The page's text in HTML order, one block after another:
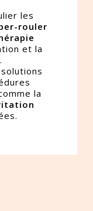
les
rouler
et la
la